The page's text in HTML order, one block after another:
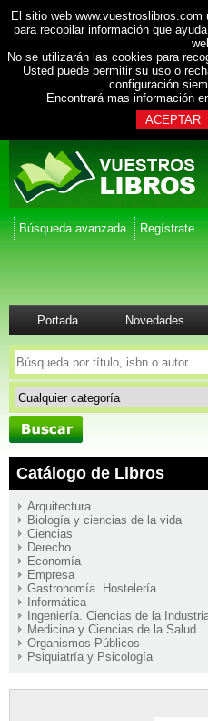
El sitio web
para recopilar información que
No se utilizarán las cookies para
Usted puede permitir su uso o
configuración
Encontrará mas información
ACEPTAR
Búsqueda avanzada Regístrate
Portada Novedades
Catálogo de Libros
Arquitectura
Biología y ciencias de la vida
Ciencias
Derecho
Economía
Empresa
Gastronomía. Hostelería
Informática
Ingeniería. Ciencias de la
Medicina y Ciencias de la Salud
Organismos Públicos
Psiquiatría y Psicología